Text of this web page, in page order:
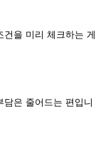
을 미리 체크하는 게
은 줄어드는 편입니